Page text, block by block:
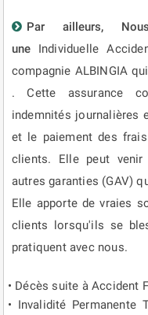
Par ailleurs,
une Individuelle
compagnie ALBINGIA
. Cette assurance
indemnités journalières
et le paiement des
clients. Elle peut
autres garanties (GAV)
Elle apporte de vraies
clients lorsqu'ils se
pratiquent avec nous.
​• Décès suite à Accident
• Invalidité